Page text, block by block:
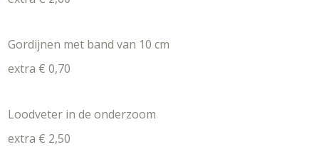
Gordijnen met band van 10 cm
extra € 0,70
Loodveter in de onderzoom
extra € 2,50